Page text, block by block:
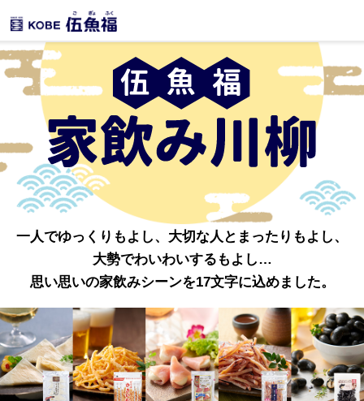
一人でゆっくりもよし、大切な人とまったりもよし、
大勢でわいわいするもよし…
思い思いの家飲みシーンを17文字に込めました。